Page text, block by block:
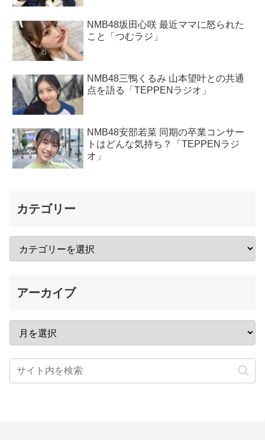
NMB48坂田心咲 最近ママに怒られた
こと「つむラジ」
NMB48三鴨くるみ 山本望叶との共通
点を語る「TEPPENラジオ」
NMB48安部若菜 同期の卒業コンサー
トはどんな気持ち？「TEPPENラジ
オ」
カテゴリー
アーカイブ